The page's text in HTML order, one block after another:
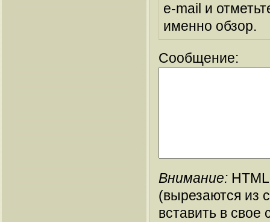
e-mail и
именно обзор.
Сообщение:
Внимание:
(вырезаются из
вставить в